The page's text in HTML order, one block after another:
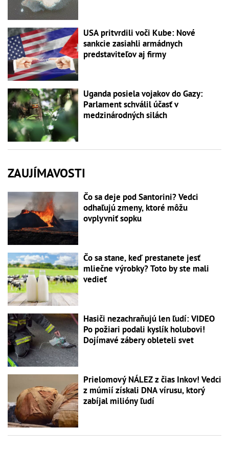
USA pritvrdili voči Kube: Nové
sankcie zasiahli armádnych
predstaviteľov aj firmy
Uganda posiela vojakov do Gazy:
Parlament schválil účasť v
medzinárodných silách
ZAUJÍMAVOSTI
Čo sa deje pod Santorini? Vedci
odhaľujú zmeny, ktoré môžu
ovplyvniť sopku
Čo sa stane, keď prestanete jesť
mliečne výrobky? Toto by ste mali
vedieť
Hasiči nezachraňujú len ľudí: VIDEO
Po požiari podali kyslík holubovi!
Dojímavé zábery obleteli svet
Prielomový NÁLEZ z čias Inkov! Vedci
z múmií získali DNA vírusu, ktorý
zabíjal milióny ľudí